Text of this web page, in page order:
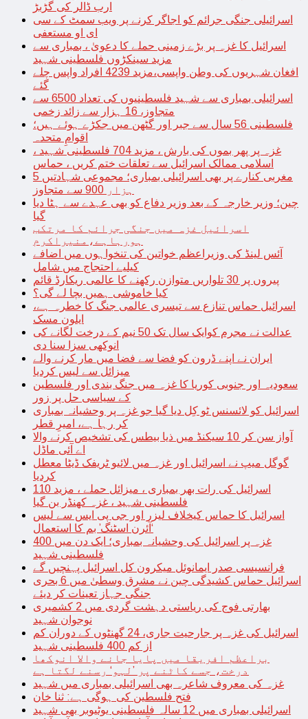
ارب ڈالر کی گڑبڑ
اسرائیلی جنگی جرائم کو اجاگر کرنے پر ویب سمٹ کے سی
ای او مستعفی
اسرائیل کا غزہ پر بڑے زمینی حملے کا دعویٰ ، بمباری سے
مزید سینکڑوں فلسطینی شہید
افغان شہریوں کی وطن واپسی،مزید 4239 افراد واپس چلے
گئے
اسرائیلی بمباری سے شہید فلسطینیوں کی تعداد 6500 سے
متجاوز، 16 ہزار سے زائد زخمی
فلسطینی 56 سال سے جبر اور گٹھن میں جکڑے ہوئے ہیں؛
اقوامِ متحدہ
غزہ پر پھر بموں کی بارش ، مزید 704 فلسطینی شہید ،
اسلامی ممالک اسرائیل سے تعلقات ختم کریں ، حماس
مغربی کنارے پر بھی اسرائیلی بمباری؛ مجموعی شہادتیں 5
ہزار 900 سے متجاوز
چین؛ وزیر خارجہ کے بعد وزیر دفاع کو بھی عہدے سے ہٹا دیا
گیا
اسرائیل غزہ میں جنگی جرائم کا مرتکب
ہورہاہے،منیراکرم
آئس لینڈ کی وزیراعظم خواتین کی تنخواہوں میں اضافے
کیلیے احتجاج میں شامل
پیروں پر 30 تلواریں متوازن رکھنے کا عالمی ریکارڈ قائم
کیا خاموشی ہمیں بچا لے گی؟
اسرائیل حماس تنازع سے تیسری عالمی جنگ کا خطرہ ہے،
ایلون مسک
عدالت نے مجرم کوایک سال تک 50 نیم کے درخت لگانے کی
انوکھی سزا سنا دی
ایران نے اپنے ڈرون کو فضا سے فضا میں مار کرنے والے
میزائل سے لیس کردیا
سعودیہ اور جنوبی کوریا کا غزہ میں جنگ بندی اور فلسطین
کے سیاسی حل پر زور
اسرائیل کو لائسنس ٹو کِل دیا گیا جو غزہ پر وحشیانہ بمباری
کر رہا ہے، امیرِ قطر
آواز سن کر 10 سیکنڈ میں ذیا بیطس کی تشخیص کرنے والا
اے آئی ماڈل
گوگل میپ نے اسرائیل اور غزہ میں لائیو ٹریفک ڈیٹا معطل
کردیا
اسرائیل کی رات بھر بمباری ، میزائل حملے ، مزید 110
فلسطینی شہید ، غزہ کھنڈر بن گیا
اسرائیل کا حماس کیخلاف لیزر اور جی پی ایس سے لیس
‘آئرن اسٹنگ’ بم کا استعمال
غزہ پر اسرائیل کی وحشیانہ بمباری؛ ایک دن میں 400
فلسطینی شہید
فرانسیسی صدر ایمانوئل میکرون کل اسرائیل پہنچیں گے
اسرائیل حماس کشیدگی چین نے مشرق وسطیٰ میں 6 بحری
جنگی جہاز تعینات کر دیئے
بھارتی فوج کی ریاستی دہشت گردی میں 2 کشمیری
نوجوان شہید
اسرائیل کی غزہ پر جارحیت جاری، 24 گھنٹوں کے دوران کم
از کم 400 فلسطینی شہید
براعظم افریقا میں پایا جانے والا انوکھا
درخت، جسے کاٹنے پر ’لہو‘ رسنے لگتا ہے
غزہ کی معروف شاعرہ بھی اسرائیلی بمباری میں شہید
فتح فلسطین کی ہوگی ہے: ثنا خان
اسرائیلی بمباری میں 12 سالہ فلسطینی یوٹیوبر بھی شہید